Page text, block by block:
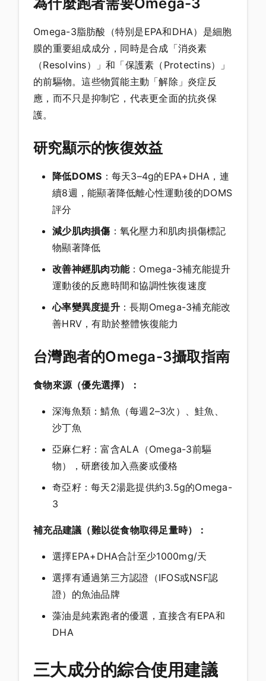
Omega-3脂肪酸（特別是EPA和DHA）是細胞
膜的重要組成成分，同時是合成「消炎素
（Resolvins）」和「保護素（Protectins）」
的前驅物。這些物質能主動「解除」炎症反
應，而不只是抑制它，代表更全面的抗炎保
護。
研究顯示的恢復效益
降低DOMS ：每天3–4g的EPA+DHA，連
續8週，能顯著降低離心性運動後的DOMS
評分
減少肌肉損傷：氧化壓力和肌肉損傷標記
物顯著降低
改善神經肌肉功能：Omega-3補充能提升
運動後的反應時間和協調性恢復速度
心率變異度提升：長期Omega-3補充能改
善HRV，有助於整體恢復能力
台灣跑者的Omega-3攝取指南
食物來源（優先選擇）：
深海魚類：鯖魚（每週2–3次）、鮭魚、
沙丁魚
亞麻仁籽：富含ALA（Omega-3前驅
物），研磨後加入燕麥或優格
奇亞籽：每天2湯匙提供約3.5g的Omega-
3
補充品建議（難以從食物取得足量時）：
選擇EPA+DHA合計至少1000mg/天
選擇有通過第三方認證（IFOS或NSF認
證）的魚油品牌
藻油是純素跑者的優選，直接含有EPA和
DHA
三大成分的綜合使用建議